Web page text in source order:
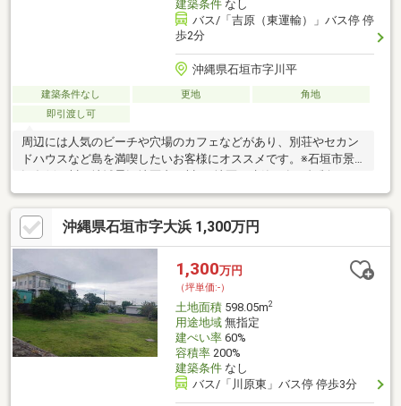
建築条件なし
バス/「吉原（東運輸）」バス停 停
歩2分
沖縄県石垣市字川平
建築条件なし 更地
角地
即引渡し可
周辺には人気のビーチや穴場のカフェなどがあり、別荘やセカン
ドハウスなど島を満喫したいお客様にオススメです。※石垣市景
ます。詳細はお問い合わせ下さい。手数料 売買代金の３パーセ
ント＋６万円消費税別
沖縄県石垣市字大浜 1,300万円
1,300万円
（坪単価:-）
土地面積598.05m2
用途地域無指定
建ぺい率60%
容積率200%
建築条件なし
バス/「川原東」バス停 停歩3分